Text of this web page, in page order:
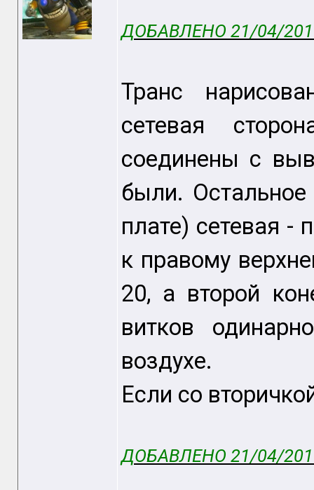
ДОБАВЛЕНО 21/04/
Транс
сетевая
соединены с
были.
плате) сетевая
к правому
20, а второй
витков
воздухе.
Если со
ДОБАВЛЕНО 21/04/